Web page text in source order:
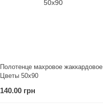
Полотенце махровое жаккардовое
Цветы 50х90
140.00 грн